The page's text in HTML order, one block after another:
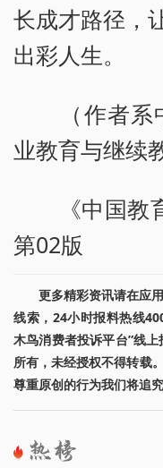
长成才路径，
出彩人生。
（作者系
业教育与继续
《中国教育
第02版
更多精彩资讯请在应
线索，24小时报料热线
木鸟消费者投诉平台”线
所有，未经授权不得转载
尊重原创的行为我们将追究